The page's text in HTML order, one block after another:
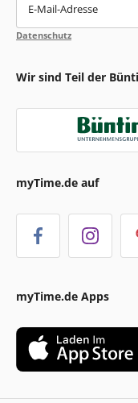
E-Mail-Adresse
Datenschutz
Wir sind Teil der
myTime.de auf
myTime.de Apps